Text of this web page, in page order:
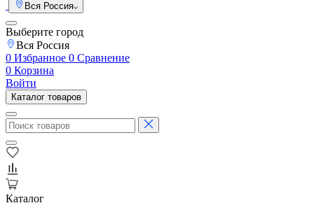
Вся Россия
Выберите город
Вся Россия
0 Избранное 0 Сравнение
0 Корзина
Войти
Каталог товаров
Каталог